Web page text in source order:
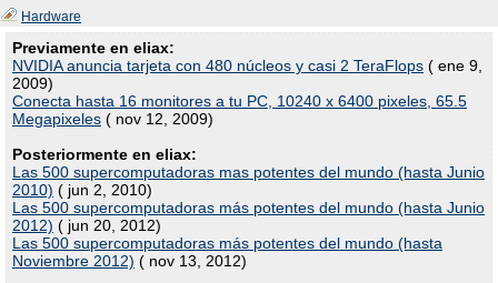
Hardware
Previamente en eliax:
NVIDIA anuncia tarjeta con 480 núcleos y casi 2 TeraFlops ( ene 9,
2009)
Conecta hasta 16 monitores a tu PC, 10240 x 6400 pixeles, 65.5
Megapixeles ( nov 12, 2009)
Posteriormente en eliax:
Las 500 supercomputadoras mas potentes del mundo (hasta Junio
2010) ( jun 2, 2010)
Las 500 supercomputadoras más potentes del mundo (hasta Junio
2012) ( jun 20, 2012)
Las 500 supercomputadoras más potentes del mundo (hasta
Noviembre 2012) ( nov 13, 2012)